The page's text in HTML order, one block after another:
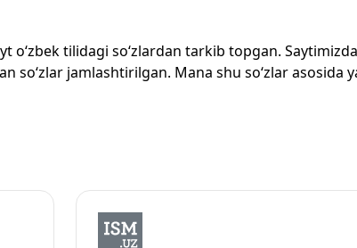
o‘zbek tilidagi so‘zlardan tarkib topgan.
so‘zlar jamlashtirilgan. Mana shu so‘zlar asosida